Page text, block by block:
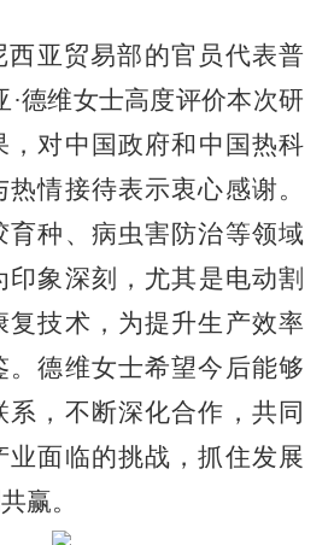
西亚贸易部的官员代表普
·德维女士高度评价本次研
，对中国政府和 中国热科
情接待表示衷心感谢。
育种、病虫害防治等领域
印象深刻 ， 尤其是电动割
复技术，为提升生产效率
。德维女士希望今后能够
，不断深化合作，共同
业面临的挑战，抓住发展
赢。